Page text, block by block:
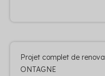
Projet complet de
ONTAGNE